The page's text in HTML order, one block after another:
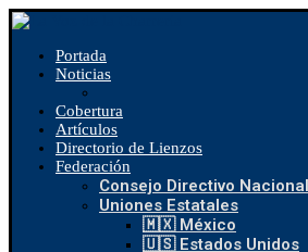
Portada
Noticias
Cobertura
Artículos
Directorio de Lienzos
Federación
Consejo Directivo
Uniones Estatales
🇲🇽 México
🇺🇸 Estados Unidos